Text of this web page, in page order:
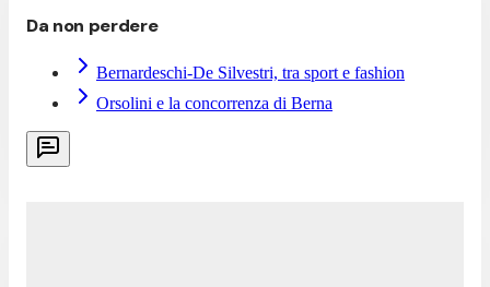
Da non perdere
Bernardeschi-De Silvestri, tra sport e fashion
Orsolini e la concorrenza di Berna